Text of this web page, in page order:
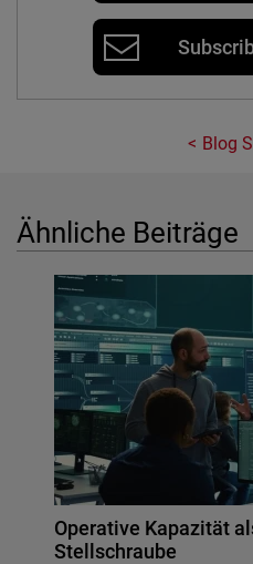
Blog
Ähnliche Beiträge
Operative Kapazität
Stellschraube